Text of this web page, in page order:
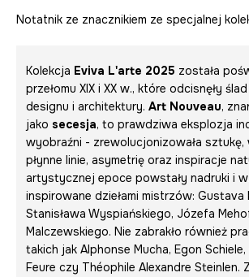
Notatnik ze znacznikiem ze specjalnej
Kolekcja Eviva L'arte 2025 została
przełomu XIX i XX w., które odcisnęły
designu i architektury. Art Nouveau,
jako secesja, to prawdziwa eksplozja
wyobraźni - zrewolucjonizowała
płynne linie, asymetrię oraz inspiracje
artystycznej epoce powstały nadruki i
inspirowane dziełami mistrzów: Gustava
Stanisława Wyspiańskiego, Józefa
Malczewskiego. Nie zabrakło również
takich jak Alphonse Mucha, Egon
Feure czy Théophile Alexandre Steinlen.